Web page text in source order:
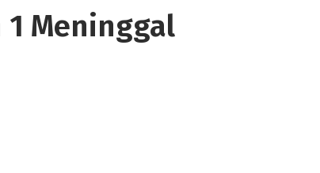
1 Meninggal